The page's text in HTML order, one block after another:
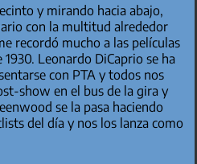
y mirando hacia abajo,
con la multitud alrededor
recordó mucho a las películas
Leonardo DiCaprio se ha
con PTA y todos nos
show en el bus de la gira y
se la pasa haciendo
del día y nos los lanza como